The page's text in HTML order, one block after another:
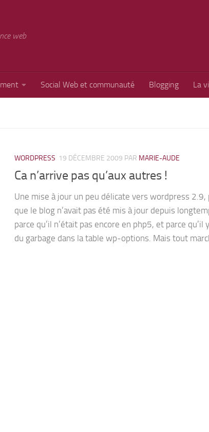
web
Social Web et communauté Blogging La
WORDPRESS 19 DÉCEMBRE 2009 PAR MARIE-AUDE
Ca n’arrive pas qu’aux autres !
Une mise à jour un peu délicate vers wordpress 2.9,
que le blog n’avait pas été mis à jour depuis
parce qu’il n’était pas encore en php5, et parce qu’il
du garbage dans la table wp-options. Mais tout